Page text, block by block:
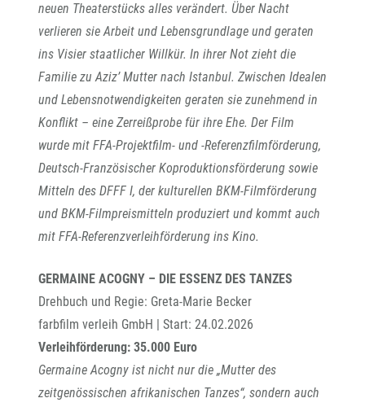
neuen Theaterstücks alles verändert. Über Nacht
verlieren sie Arbeit und Lebensgrundlage und geraten
ins Visier staatlicher Willkür. In ihrer Not zieht die
Familie zu Aziz’ Mutter nach Istanbul. Zwischen Idealen
und Lebensnotwendigkeiten geraten sie zunehmend in
Konflikt – eine Zerreißprobe für ihre Ehe. Der Film
wurde mit FFA-Projektfilm- und -Referenzfilmförderung,
Deutsch-Französischer Koproduktionsförderung sowie
Mitteln des DFFF I, der kulturellen BKM-Filmförderung
und BKM-Filmpreismitteln produziert und kommt auch
mit FFA-Referenzverleihförderung ins Kino.
GERMAINE ACOGNY – DIE ESSENZ DES TANZES
Drehbuch und Regie: Greta-Marie Becker
farbfilm verleih GmbH | Start: 24.02.2026
Verleihförderung: 35.000 Euro
Germaine Acogny ist nicht nur die „Mutter des
zeitgenössischen afrikanischen Tanzes“, sondern auch